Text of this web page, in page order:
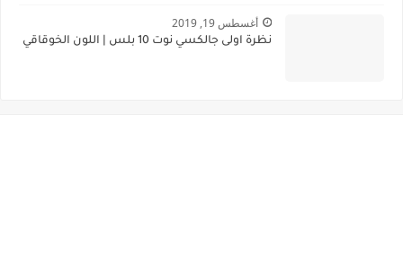
أغسطس 19, 2019
نظرة اولى جالكسي نوت 10 بلس | اللون الخوقاقي